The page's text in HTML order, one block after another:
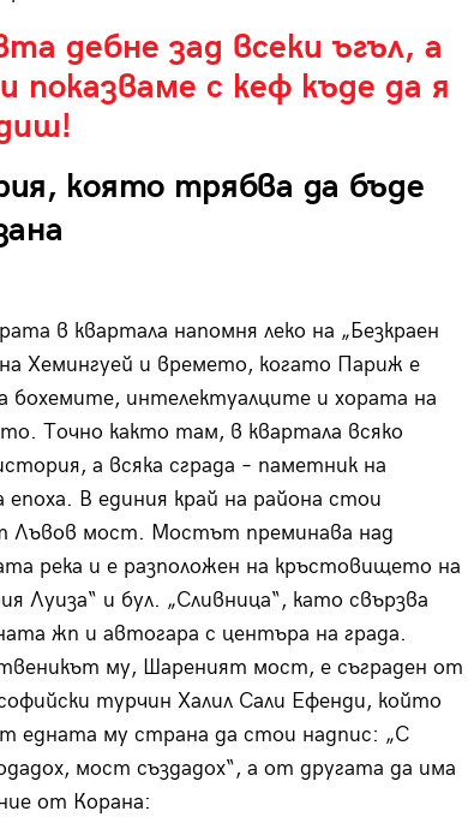
дебне зад всеки ъгъл, а
показваме с кеф къде да я
която трябва да бъде
в квартала напомня леко на „Безкраен
на Хемингуей и времето, когато Париж е
бохемите, интелектуалците и хората на
Точно както там, в квартала всяко
а всяка сграда – паметник на
В единия край на района стои
Лъвов мост. Мостът преминава над
река и е разположен на кръстовището на
Луиза“ и бул. „Сливница“, като свързва
жп и автогара с центъра на града.
му, Шареният мост, е съграден от
турчин Халил Сали Ефенди, който
едната му страна да стои надпис: „С
мост създадох“, а от другата да има
от Корана: